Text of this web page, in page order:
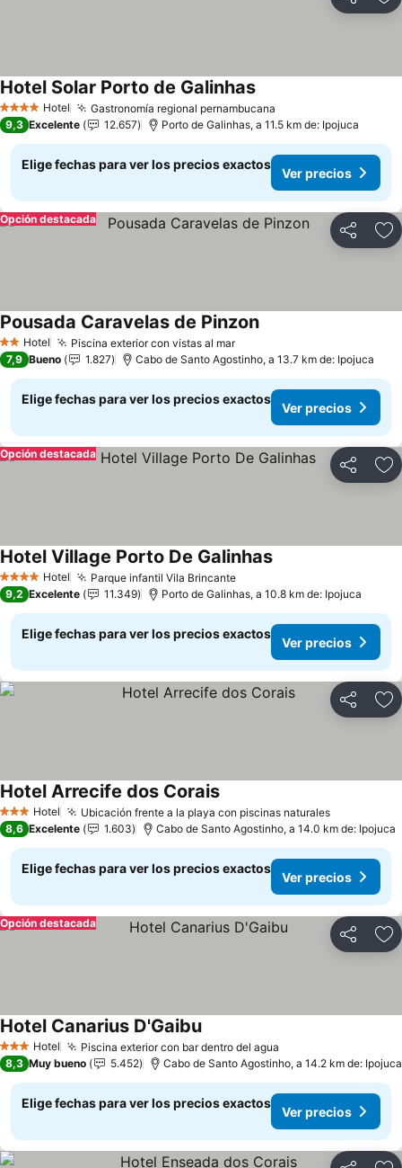
Compartir
4 EstrellasHotel Gastronomía regional pernambucana
Hotel Solar Porto de GalinhasVer precios
9,3 Excelente 12.657 Porto de Galinhas, a 11.5 km de: Ipojuca
Elige fechas para ver los precios exactos
Ver precios
Compartir
Opción destacada
2 Estrellas
Hotel Piscina exterior con vistas al marVer precios
Pousada Caravelas de PinzonVer precios
7,9 Bueno 1.827 Cabo de Santo Agostinho, a 13.7 km de: Ipojuca
Elige fechas para ver los precios exactos
Ver precios
Compartir
Opción destacada
4 EstrellasHotel Parque infantil Vila BrincanteVer precios
Hotel Village Porto De GalinhasVer precios
9,2 Excelente 11.349 Porto de Galinhas, a 10.8 km de: Ipojuca
Elige fechas para ver los precios exactos
Ver precios
Compartir
3 Estrellas
Hotel Ubicación frente a la playa con piscinas naturalesVer
Hotel Arrecife dos CoraisVer precios
8,6 Excelente 1.603 Cabo de Santo Agostinho, a 14.0 km de: Ipojuca
Elige fechas para ver los precios exactos
Ver precios
Compartir
Opción destacada
3 Estrellas
Hotel Piscina exterior con bar dentro del agua
Hotel Canarius D'GaibuVer precios
8,3 Muy bueno 5.452 Cabo de Santo Agostinho, a 14.2 km de: Ipojuca
Elige fechas para ver los precios exactos
Ver precios